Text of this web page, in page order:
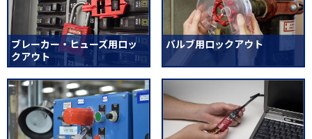
ブレーカー・ヒューズ用ロッ
クアウト
バルブ用ロックアウト